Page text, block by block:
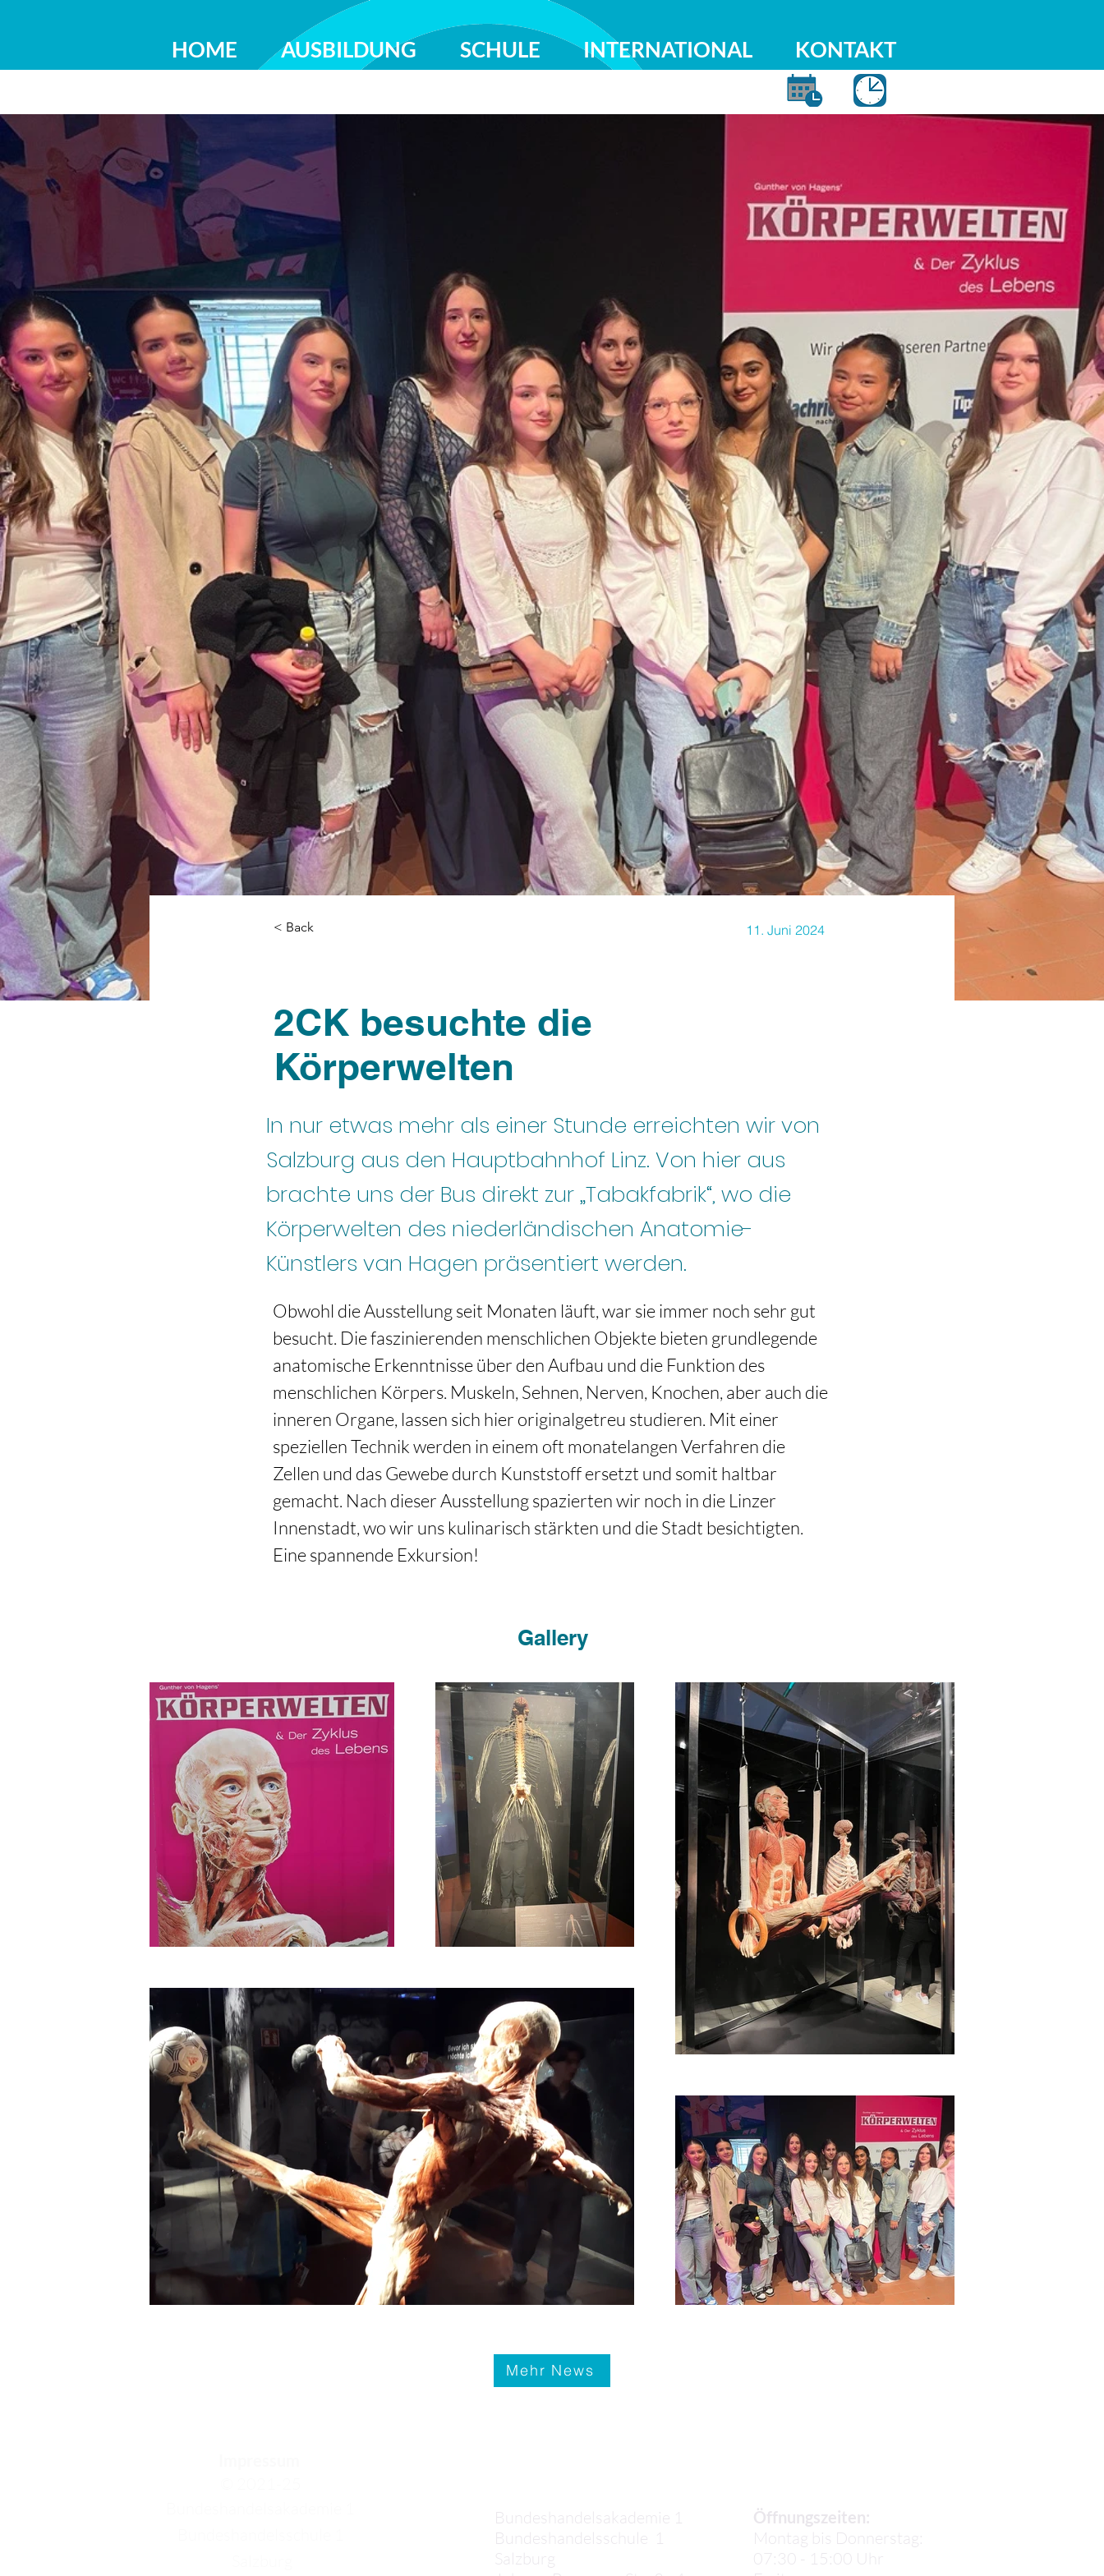
HOME AUSBILDUNG SCHULE INTERNATIONAL KONTAKT
< Back 11. Juni 2024
2CK besuchte die
Körperwelten
In nur etwas mehr als einer Stunde erreichten wir von
Salzburg aus den Hauptbahnhof Linz. Von hier aus
brachte uns der Bus direkt zur „Tabakfabrik“, wo die
Körperwelten des niederländischen Anatomie-
Künstlers van Hagen präsentiert werden.
Obwohl die Ausstellung seit Monaten läuft, war sie immer noch sehr gut
besucht. Die faszinierenden menschlichen Objekte bieten grundlegende
anatomische Erkenntnisse über den Aufbau und die Funktion des
menschlichen Körpers. Muskeln, Sehnen, Nerven, Knochen, aber auch die
inneren Organe, lassen sich hier originalgetreu studieren. Mit einer
speziellen Technik werden in einem oft monatelangen Verfahren die
Zellen und das Gewebe durch Kunststoff ersetzt und somit haltbar
gemacht. Nach dieser Ausstellung spazierten wir noch in die Linzer
Innenstadt, wo wir uns kulinarisch stärkten und die Stadt besichtigten.
Eine spannende Exkursion!
Gallery
Mehr News
Bundeshandelsakademie 1
Bundeshandelsschule 1
Salzburg
Öffnungszeiten:
Montag bis Donnerstag:
07:30 - 15:00 Uhr